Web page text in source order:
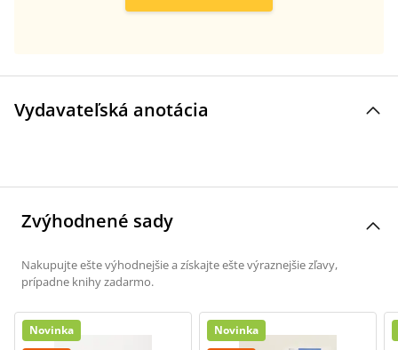
Vydavateľská anotácia
Zvýhodnené sady
Nakupujte ešte výhodnejšie a získajte ešte výraznejšie zľavy,
prípadne knihy zadarmo.
Novinka
Novinka